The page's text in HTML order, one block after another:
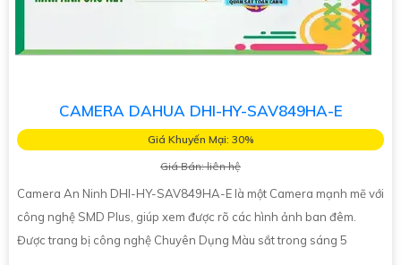
CAMERA DAHUA DHI-HY-SAV849HA-E
Giá Khuyến Mại: 30%
Giá Bán: liên hệ
Camera An Ninh DHI-HY-SAV849HA-E là một Camera mạnh mẽ với
công nghệ SMD Plus, giúp xem được rõ các hình ảnh ban đêm.
Được trang bị công nghệ Chuyên Dụng Màu sắt trong sáng 5